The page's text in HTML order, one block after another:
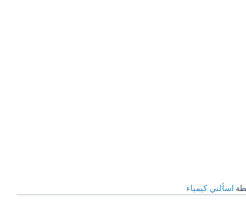
اسألني كيمياء